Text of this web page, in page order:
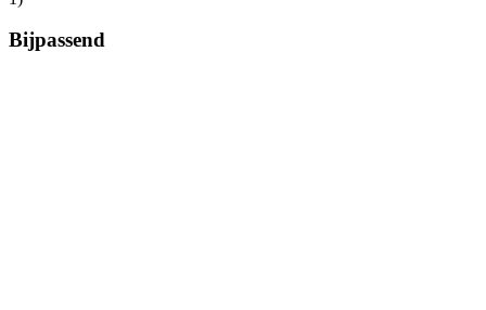
Bijpassend